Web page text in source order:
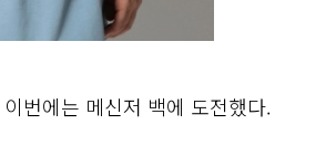
번에는 메신저 백에 도전했다.